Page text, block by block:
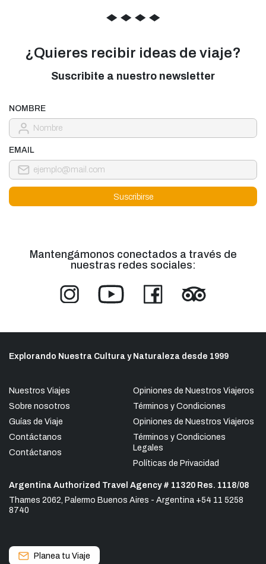
◆ ◆ ◆ ◆
¿Quieres recibir ideas de viaje?
Suscribite a nuestro newsletter
NOMBRE
EMAIL
Mantengámonos conectados a través de
nuestras redes sociales:
Explorando Nuestra Cultura y Naturaleza desde 1999
Nuestros Viajes
Sobre nosotros
Guías de Viaje
Contáctanos
Contáctanos
Opiniones de Nuestros Viajeros
Términos y Condiciones
Opiniones de Nuestros Viajeros
Términos y Condiciones
Legales
Políticas de Privacidad
Argentina Authorized Travel Agency # 11320 Res. 1118/08
Thames 2062, Palermo Buenos Aires - Argentina +54 11 5258
8740
Planea tu Viaje